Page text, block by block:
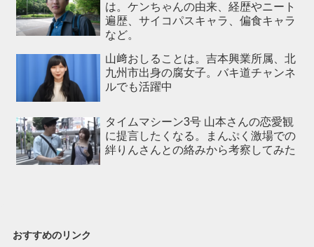
は。ケンちゃんの由来、経歴やニート
遍歴、サイコパスキャラ、偏食キャラ
など。
山﨑おしることは。吉本興業所属、北
九州市出身の腐女子。バキ道チャンネ
ルでも活躍中
タイムマシーン3号 山本さんの恋愛観
に提言したくなる。まんぷく激場での
絆りんさんとの絡みから考察してみた
おすすめのリンク